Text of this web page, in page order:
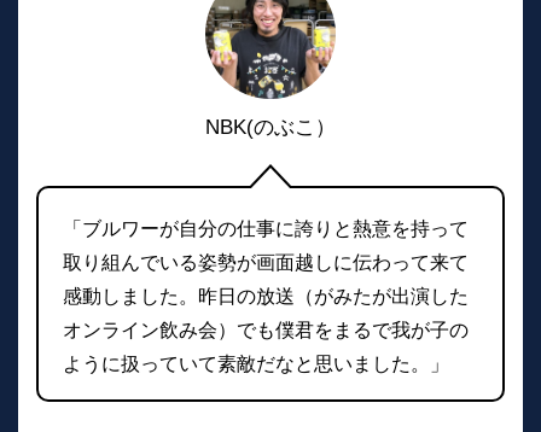
NBK(のぶこ）
「ブルワーが自分の仕事に誇りと熱意を持って
取り組んでいる姿勢が画面越しに伝わって来て
感動しました。昨日の放送（がみたが出演した
オンライン飲み会）でも僕君をまるで我が子の
ように扱っていて素敵だなと思いました。」